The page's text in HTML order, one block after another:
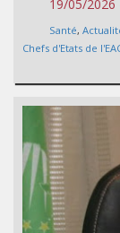
19/05/2026
Santé,
Chefs d'Etats de